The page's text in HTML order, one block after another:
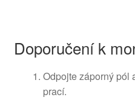
Doporučení k
Odpojte záporný pól
prací.